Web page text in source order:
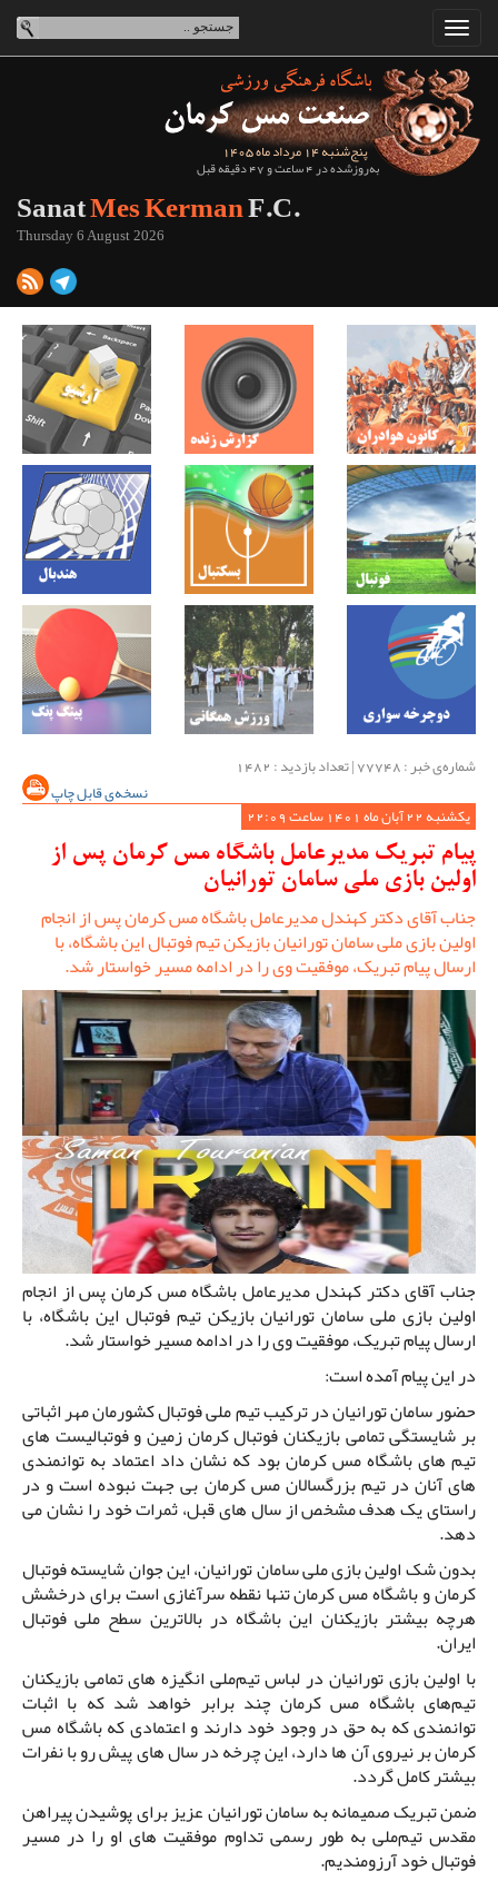
پنج‌شنبه 14 مرداد ماه 1405
به‌روزشده در 4 ساعت و 47 دقیقه قبل
SanatMes KermanF.C.
Thursday 6 August 2026
شماره‌ی خبر : ‌77748 | تعداد بازدید : 1482
نسخه‌ی قابل چاپ
یکشنبه 22 آبان ماه 1401 ساعت 22:09
پیام تبریک مدیرعامل باشگاه مس کرمان پس از
اولین بازی ملی سامان تورانیان
جناب آقای دکتر کهندل مدیرعامل باشگاه مس کرمان پس از انجام
اولین بازی ملی سامان تورانیان بازیکن تیم فوتبال این باشگاه، با
ارسال پیام تبریک، موفقیت وی را در ادامه مسیر خواستار شد.
جناب آقای دکتر کهندل مدیرعامل باشگاه مس کرمان پس از انجام
اولین بازی ملی سامان تورانیان بازیکن تیم فوتبال این باشگاه، با
ارسال پیام تبریک، موفقیت وی را در ادامه مسیر خواستار شد.
در این پیام آمده است:
حضور سامان تورانیان در ترکیب تیم ملی فوتبال کشورمان مهر اثباتی
بر شایستگی تمامی بازیکنان فوتبال کرمان زمین و فوتبالیست های
تیم های باشگاه مس کرمان بود که نشان داد اعتماد به توانمندی
های آنان در تیم بزرگسالان مس کرمان بی جهت نبوده است و در
راستای یک هدف مشخص از سال های قبل، ثمرات خود را نشان می
دهد.
بدون شک اولین بازی ملی سامان تورانیان، این جوان شایسته فوتبال
کرمان و باشگاه مس کرمان تنها نقطه سرآغازی است برای درخشش
هرچه بیشتر بازیکنان این باشگاه در بالاترین سطح ملی فوتبال
ایران.
با اولین بازی تورانیان در لباس تیم‌ملی انگیزه های تمامی بازیکنان
تیم‌های باشگاه مس کرمان چند برابر خواهد شد که با اثبات
توانمندی که به حق در وجود خود دارند و اعتمادی که باشگاه مس
کرمان بر نیروی آن ها دارد، این چرخه در سال های پیش رو با نفرات
بیشتر کامل گردد.
ضمن تبریک صمیمانه به سامان تورانیان عزیز برای پوشیدن پیراهن
مقدس تیم‌ملی به طور رسمی تداوم موفقیت های او را در مسیر
فوتبال خود آرزومندیم.